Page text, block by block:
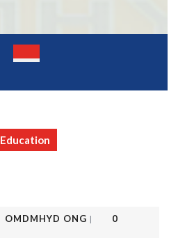
Education
OMDMHYD ONG |
0